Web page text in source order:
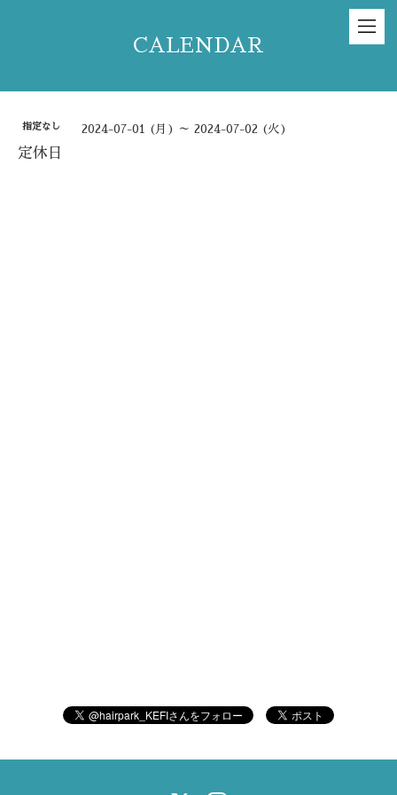
CALENDAR
指定なし 2024-07-01 (月) ～ 2024-07-02 (火)
定休日